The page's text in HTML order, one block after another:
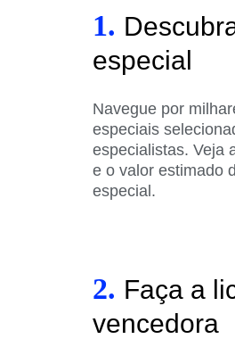
1.
especial
Navegue por
especiais
especialistas. Veja
e o valor estimado
especial.
2. Faça a
vencedora